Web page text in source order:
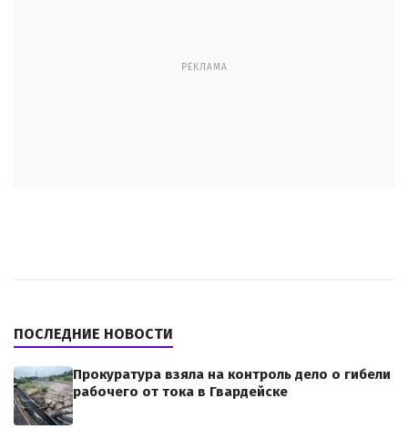
РЕКЛАМА
ПОСЛЕДНИЕ НОВОСТИ
Прокуратура взяла на контроль дело о гибели
рабочего от тока в Гвардейске